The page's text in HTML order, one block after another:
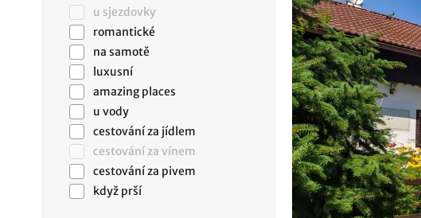
u sjezdovky
romantické
na samotě
luxusní
amazing places
u vody
cestování za jídlem
cestování za vínem
cestování za pivem
když prší